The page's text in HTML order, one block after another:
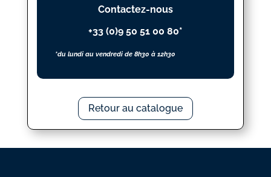
Contactez-nous
+33 (0)9 50 51 00 80*
*du lundi au vendredi de 8h30 à 12h30
Retour au catalogue